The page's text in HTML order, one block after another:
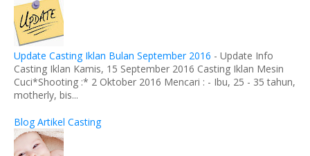
Update Casting Iklan Bulan September 2016 - Update Info
Casting Iklan Kamis, 15 September 2016 Casting Iklan Mesin
Cuci*Shooting :* 2 Oktober 2016 Mencari : - Ibu, 25 - 35 tahun,
motherly, bis...
Blog Artikel Casting